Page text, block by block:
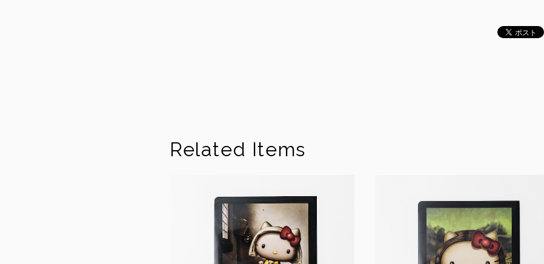
Related Items